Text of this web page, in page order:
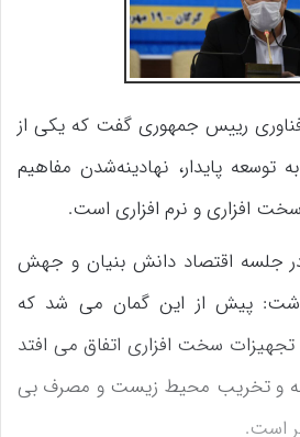
رییس جمهوری گفت که یکی از
پایدار، نهادینه‌شدن مفاهیم
افزاری و نرم افزاری است.
در جلسه اقتصاد دانش بنیان و جهش
پیش از این گمان می شد که
تجهیزات سخت افزاری اتفاق می افتد
و تخریب محیط زیست و مصرف بی
است.